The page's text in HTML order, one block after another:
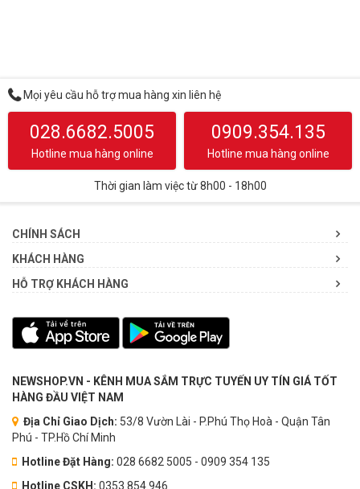
Mọi yêu cầu hỗ trợ mua hàng xin liên hệ
028.6682.5005
Hotline mua hàng online
0909.354.135
Hotline mua hàng online
Thời gian làm việc từ 8h00 - 18h00
CHÍNH SÁCH
KHÁCH HÀNG
HỖ TRỢ KHÁCH HÀNG
NEWSHOP.VN - KÊNH MUA SẮM TRỰC TUYẾN UY TÍN GIÁ TỐT
HÀNG ĐẦU VIỆT NAM
Địa Chỉ Giao Dịch: 53/8 Vườn Lài - P.Phú Thọ Hoà - Quận Tân
Phú - TP.Hồ Chí Minh
Hotline Đặt Hàng: 028 6682 5005 - 0909 354 135
Hotline CSKH: 0353.854.946